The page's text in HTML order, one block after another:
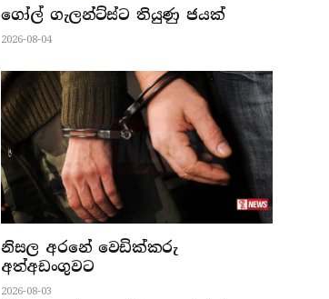
ගෝල් ගැලන්ට්ස්ට තියුණු ජයක්
2026-08-04
නිසල අරනේ වෙඩික්කරු
අත්අඩංගුවට
2026-08-03